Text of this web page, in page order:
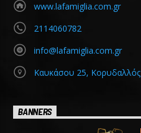
www.lafamiglia.com.gr
2114060782
info@lafamiglia.com.gr
Καυκάσου 25, Κορυδαλλός
BANNERS